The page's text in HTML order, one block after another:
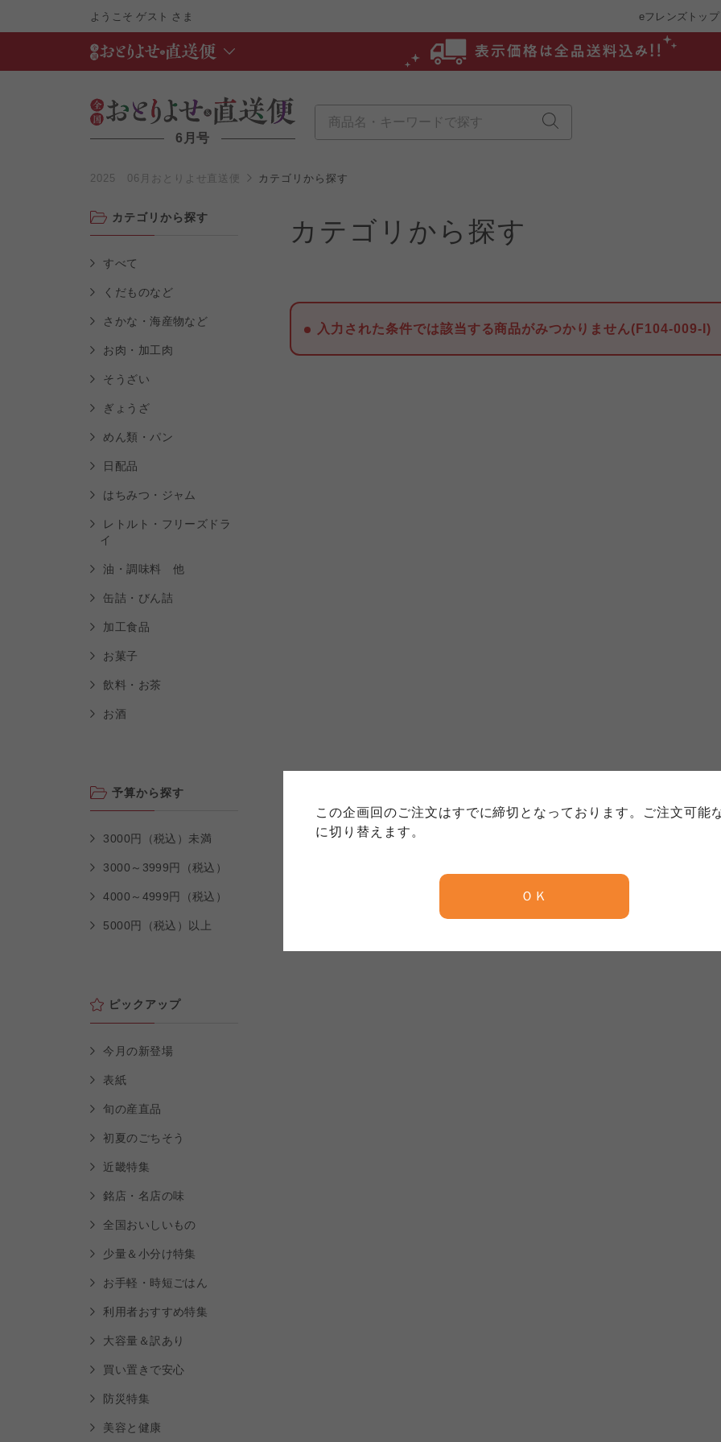
この企画回のご注文はすでに締切となっております。ご注文可能
に切り替えます。
ＯＫ
ようこそゲスト さま eフレンズトップ
6月号
2025 06月おとりよせ直送便 カテゴリから探す
カテゴリから探す
すべて
くだものなど
さかな・海産物など
お肉・加工肉
そうざい
ぎょうざ
めん類・パン
日配品
はちみつ・ジャム
レトルト・フリーズドラ
イ
油・調味料 他
缶詰・びん詰
加工食品
お菓子
飲料・お茶
お酒
予算から探す
3000円（税込）未満
3000～3999円（税込）
4000～4999円（税込）
5000円（税込）以上
ピックアップ
今月の新登場
表紙
旬の産直品
初夏のごちそう
近畿特集
銘店・名店の味
全国おいしいもの
少量＆小分け特集
お手軽・時短ごはん
利用者おすすめ特集
大容量＆訳あり
買い置きで安心
防災特集
美容と健康
カテゴリから探す
入力された条件では該当する商品がみつかりません(F104-009-I)
このサイトは7つの生協から業務委託を受けて、コープきんき事業連合が運営しています。
める利用約款をご確認のうえ、ご利用ください。なお、クチコミ投稿については、利用約
よどがわ市民生協 大阪いずみ市民生協 わかやま市民生協
ては、コープ事業連合、ならびに各生協の「個人情報保護方針」にもどづいて、コープ事業
コープ事業連合、ならびに各生協の「個人情報保護方針」については各生協のボタンをクリ
ならコープ
このサイトは7つの生協から業務委託を受けて、コープきんき事業連合が運営しています。
各生協の「特定商取引法に基づく表記について」については各生協のボタンをクリックして